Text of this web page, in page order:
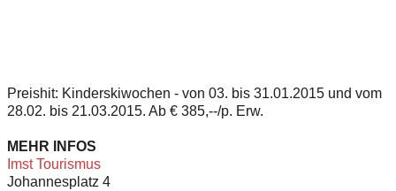
Preishit: Kinderskiwochen - von 03. bis 31.01.2015 und vom
28.02. bis 21.03.2015. Ab € 385,--/p. Erw.
MEHR INFOS
Imst Tourismus
Johannesplatz 4